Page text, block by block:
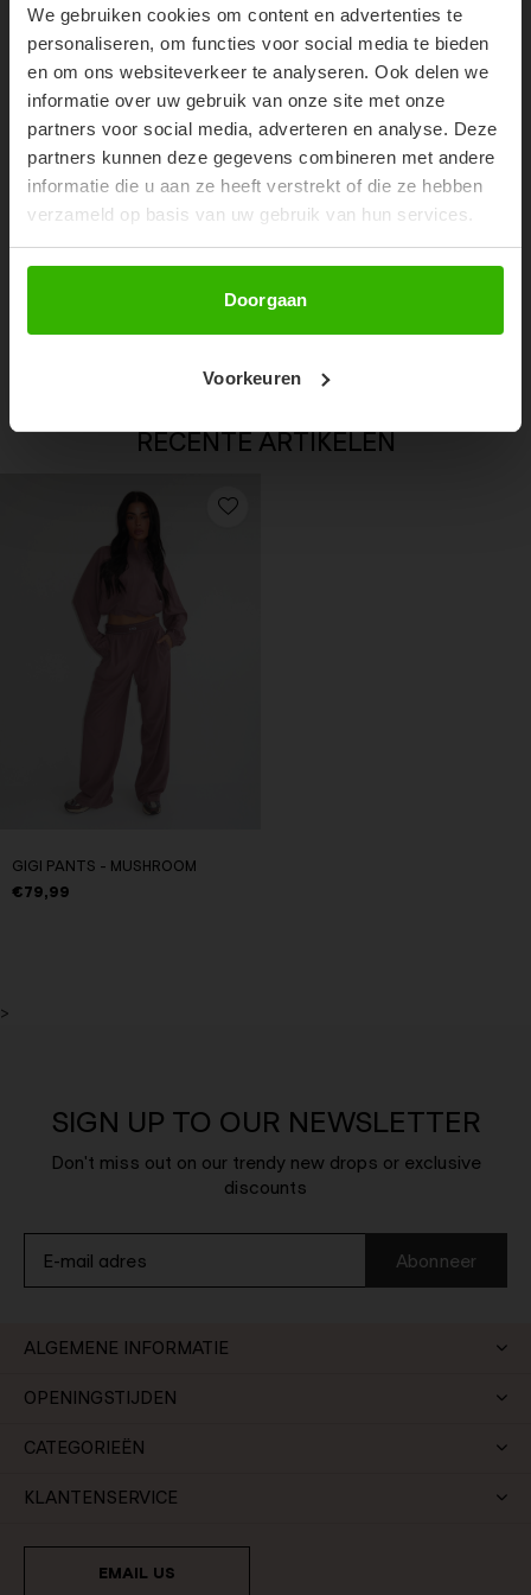
We gebruiken cookies om content en advertenties te
personaliseren, om functies voor social media te bieden
en om ons websiteverkeer te analyseren. Ook delen we
informatie over uw gebruik van onze site met onze
partners voor social media, adverteren en analyse. Deze
partners kunnen deze gegevens combineren met andere
informatie die u aan ze heeft verstrekt of die ze hebben
verzameld op basis van uw gebruik van hun services.
Doorgaan
Voorkeuren
Don't miss out on our trendy new drops or exclusive
RECENTE ARTIKELEN
GIGI PANTS - MUSHROOM
€79,99
>
SIGN UP TO OUR NEWSLETTER
Don't miss out on our trendy new drops or exclusive
discounts
Abonneer
ALGEMENE INFORMATIE
OPENINGSTIJDEN
CATEGORIEËN
KLANTENSERVICE
EMAIL US